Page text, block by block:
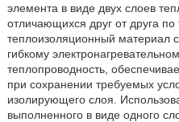
элемента в виде двух слоев
отличающихся друг от друга
теплоизоляционный материал
гибкому
теплопроводность,
при сохранении требуемых
изолирующего слоя.
выполненного в виде одного